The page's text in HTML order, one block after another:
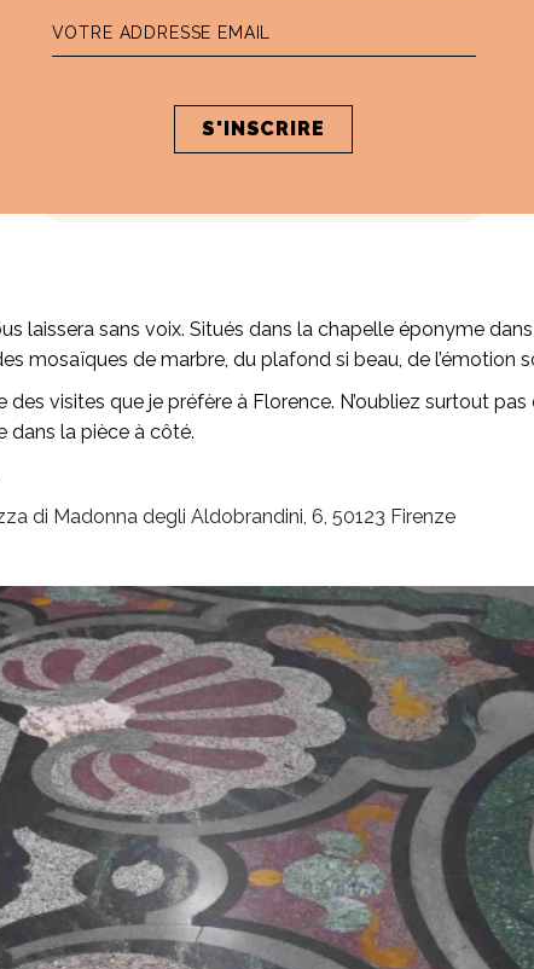
NOS ADRESSES
laissera sans voix. Situés dans la chapelle éponyme
mosaïques de marbre, du plafond si beau, de l’émotion
visites que je préfère à Florence. N’oubliez surtout
dans la pièce à côté.
di Madonna degli Aldobrandini, 6, 50123 Firenze